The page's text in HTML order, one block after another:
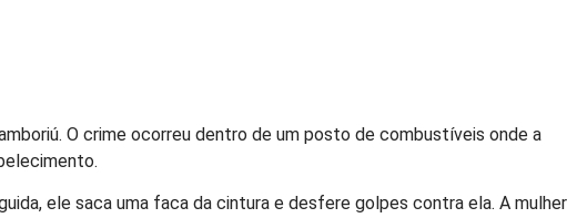
O crime ocorreu dentro de um posto de combustíveis onde a
ele saca uma faca da cintura e desfere golpes contra ela. A mulher